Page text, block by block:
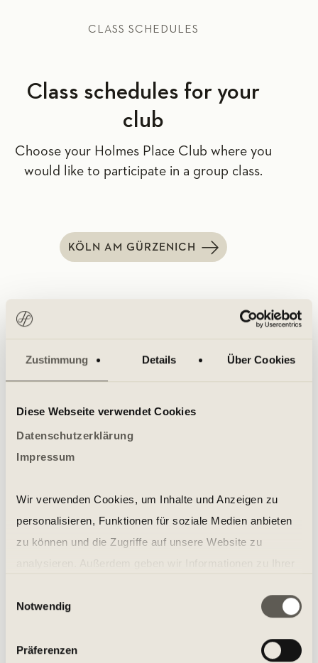
Zustimmung Details Über Cookies
Diese Webseite verwendet Cookies
Datenschutzerklärung
Impressum
Wir verwenden Cookies, um Inhalte und Anzeigen zu
personalisieren, Funktionen für soziale Medien anbieten
zu können und die Zugriffe auf unsere Website zu
analysieren. Außerdem geben wir Informationen zu Ihrer
soziale Medien, Werbung und Analysen weiter. Unsere
weiteren Daten zusammen, die Sie ihnen bereitgestellt
Notwendig
Präferenzen
CLASS SCHEDULES
Class schedules for your
club
Choose your Holmes Place Club where you
would like to participate in a group class.
KÖLN AM GÜRZENICH
More classes for you
Water gymnastics in Köln